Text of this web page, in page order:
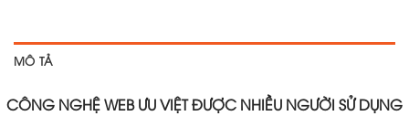
MÔ TẢ
CÔNG NGHỆ WEB ƯU VIỆT ĐƯỢC NHIỀU NGƯỜI SỬ DỤNG